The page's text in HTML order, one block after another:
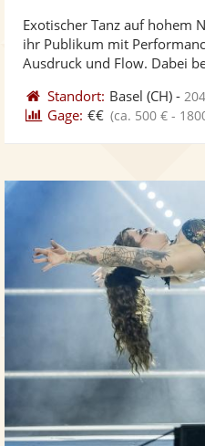
Exotischer Tanz auf hohem
ihr Publikum mit
Ausdruck und Flow. Dabei
Standort: Basel (CH) - 204
Gage: €€ (ca. 500 € -